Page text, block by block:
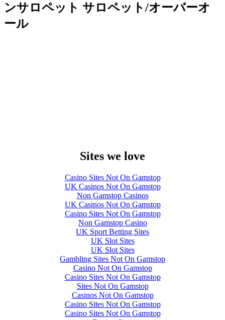
ンサロペット サロペット/オーバーオ
ール
Sites we love
Casino Sites Not On Gamstop
UK Casinos Not On Gamstop
Non Gamstop Casinos
UK Casinos Not On Gamstop
Casino Sites Not On Gamstop
Non Gamstop Casino
UK Sport Betting Sites
UK Slot Sites
UK Slot Sites
Gambling Sites Not On Gamstop
Casino Not On Gamstop
Casino Sites Not On Gamstop
Sites Not On Gamstop
Casinos Not On Gamstop
Casino Sites Not On Gamstop
Casino Sites Not On Gamstop